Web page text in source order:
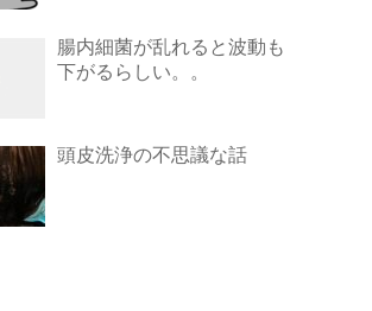
腸内細菌が乱れると波動も
下がるらしい。。
頭皮洗浄の不思議な話